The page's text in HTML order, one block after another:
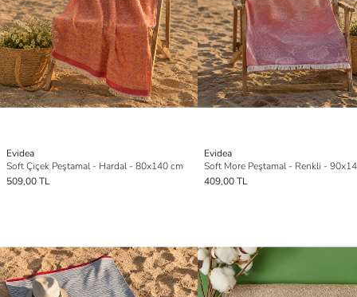
Evidea
Soft Çiçek Peştamal - Hardal - 80x140 cm
509,00 TL
Evidea
Soft More Peştamal - Renkli -
409,00 TL